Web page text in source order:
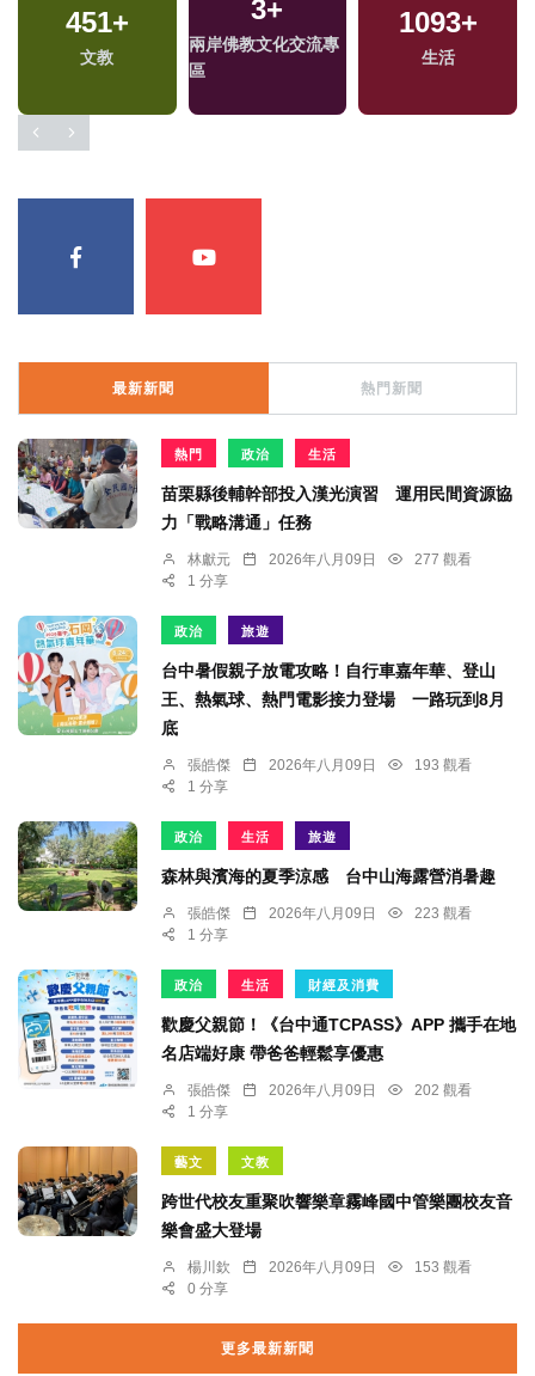
451+
文教
3+
兩岸佛教文化交流專
區
1093+
生活
最新新聞 熱門新聞
熱門 政治 生活
苗栗縣後輔幹部投入漢光演習 運用民間資源協
力「戰略溝通」任務
林獻元 2026年八月09日
277 觀看
1 分享
政治 旅遊
台中暑假親子放電攻略！自行車嘉年華、登山
王、熱氣球、熱門電影接力登場 一路玩到8月
底
張皓傑 2026年八月09日
193 觀看
1 分享
政治 生活 旅遊
森林與濱海的夏季涼感 台中山海露營消暑趣
張皓傑 2026年八月09日
223 觀看
1 分享
政治 生活 財經及消費
歡慶父親節！《台中通TCPASS》APP 攜手在地
名店端好康 帶爸爸輕鬆享優惠
張皓傑 2026年八月09日
202 觀看
1 分享
藝文 文教
跨世代校友重聚吹響樂章霧峰國中管樂團校友音
樂會盛大登場
楊川欽 2026年八月09日
153 觀看
0 分享
更多最新新聞